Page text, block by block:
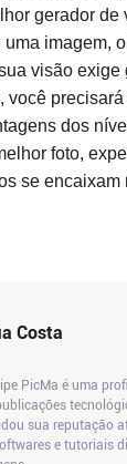
gerador de
imagem,
visão exige
você
dos
foto,
se encaixam
Costa
PicMa é uma
sua reputação
e tutoriais